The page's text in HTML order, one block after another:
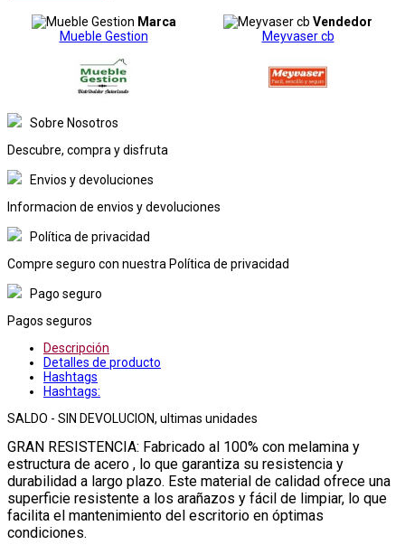
Marca
Mueble Gestion
Vendedor
Meyvaser cb
Sobre Nosotros
Descubre, compra y disfruta
Envios y devoluciones
Informacion de envios y devoluciones
Política de privacidad
Compre seguro con nuestra Política de privacidad
Pago seguro
Pagos seguros
Descripción
Detalles de producto
Hashtags
Hashtags:
SALDO - SIN DEVOLUCION, ultimas unidades
GRAN RESISTENCIA: Fabricado al 100% con melamina y
estructura de acero , lo que garantiza su resistencia y
durabilidad a largo plazo. Este material de calidad ofrece una
superficie resistente a los arañazos y fácil de limpiar, lo que
facilita el mantenimiento del escritorio en óptimas
condiciones.